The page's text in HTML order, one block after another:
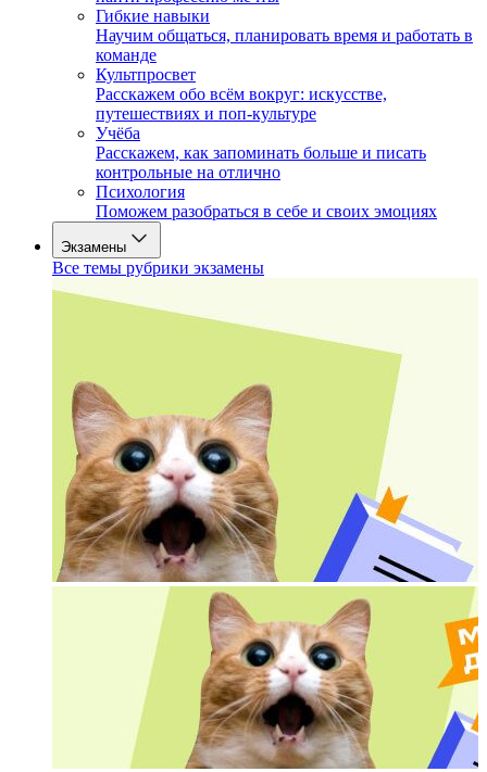
Гибкие навыки
Научим общаться, планировать время и работать в
команде
Культпросвет
Расскажем обо всём вокруг: искусстве,
путешествиях и поп-культуре
Учёба
Расскажем, как запоминать больше и писать
контрольные на отлично
Психология
Поможем разобраться в себе и своих эмоциях
Экзамены
Все темы рубрики экзамены